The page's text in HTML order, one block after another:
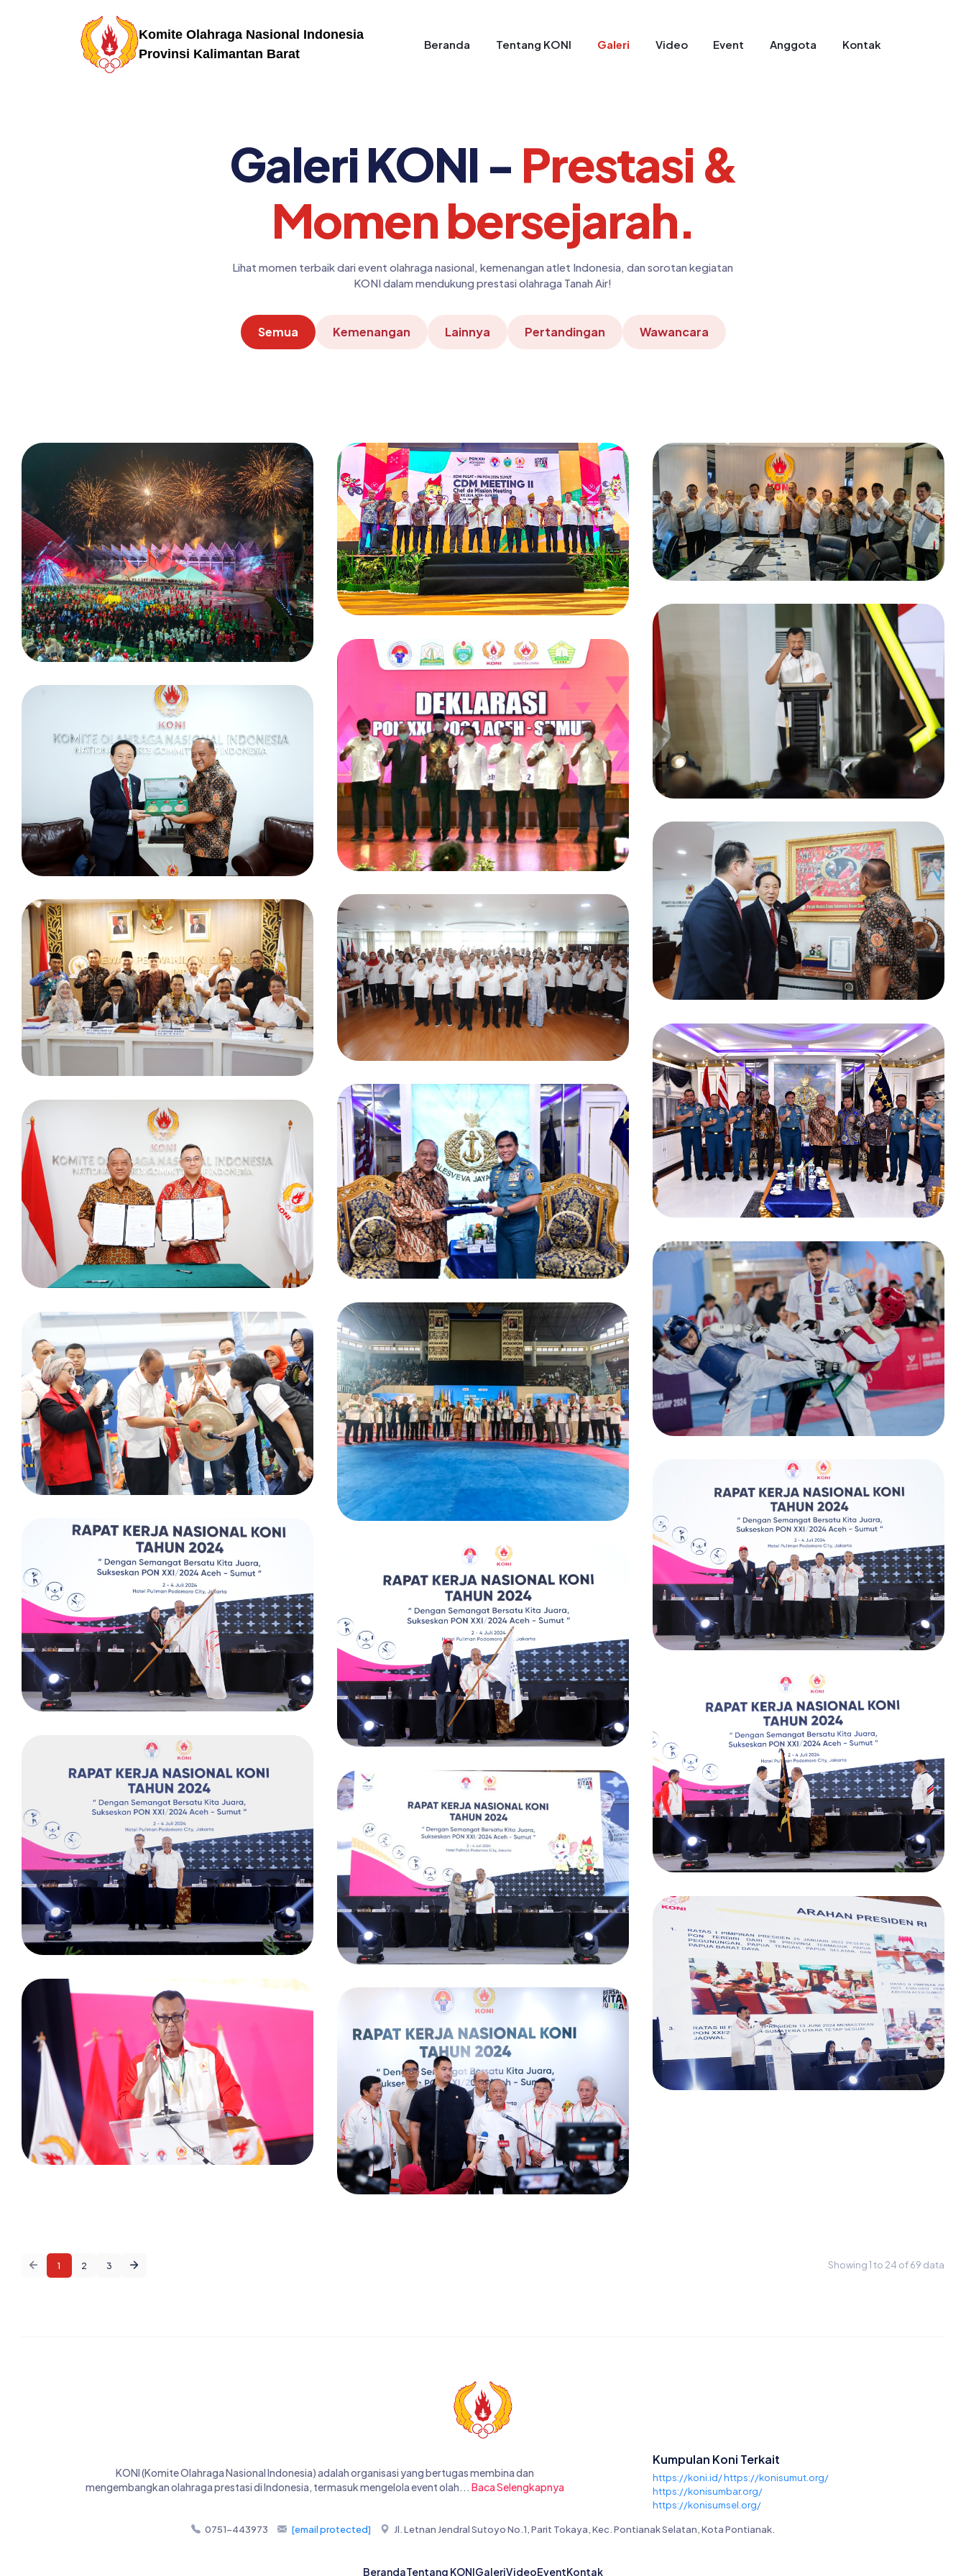
Komite Olahraga Nasional Indonesia
Provinsi Kalimantan Barat
Beranda Tentang KONI Galeri Video Event Anggota Kontak
Galeri KONI - Prestasi &
Momen bersejarah.
Lihat momen terbaik dari event olahraga nasional, kemenangan atlet Indonesia, dan sorotan kegiatan
KONI dalam mendukung prestasi olahraga Tanah Air!
Semua Kemenangan Lainnya Pertandingan Wawancara
1 2 3 Showing 1 to 24 of 69 data
KONI (Komite Olahraga Nasional Indonesia) adalah organisasi yang bertugas membina dan
mengembangkan olahraga prestasi di Indonesia, termasuk mengelola event olah... Baca Selengkapnya
Kumpulan Koni Terkait
https://koni.id/https://konisumut.org/
https://konisumbar.org/
https://konisumsel.org/
https://koniprovriau.org/
0751-443973 [email protected] Jl. Letnan Jendral Sutoyo No.1, Parit Tokaya, Kec. Pontianak Selatan, Kota Pontianak.
BerandaTentang KONIGaleriVideoEventKontak